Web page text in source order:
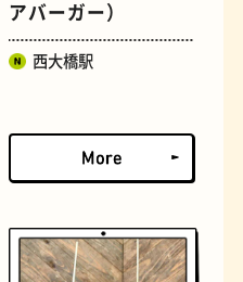
花屋
アバーガー）
西大橋駅